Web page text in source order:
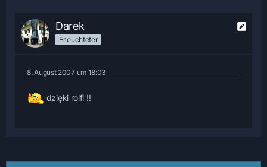
Darek
Erleuchteter
8. August 2007 um 18:03
dzięki rolfi !!